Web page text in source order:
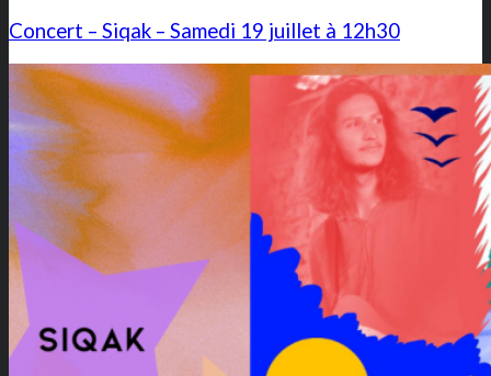
Concert – Siqak – Samedi 19 juillet à 12h30